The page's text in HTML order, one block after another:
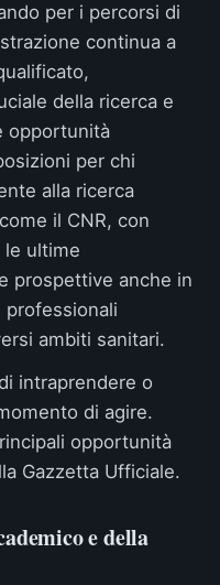
per i percorsi di
continua a
della ricerca e
opportunità
per chi
alla ricerca
il CNR, con
le ultime
prospettive anche in
professionali
ambiti sanitari.
intraprendere o
di agire.
opportunità
Gazzetta Ufficiale.
e della